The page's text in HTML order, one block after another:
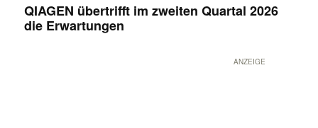
QIAGEN übertrifft im zweiten Quartal 2026
die Erwartungen
ANZEIGE